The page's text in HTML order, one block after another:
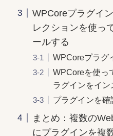
WPCoreプラグイ
レクションを使っ
ールする
WPCoreプラグ
WPCoreを使っ
ラグインをイン
プラグインを確
まとめ：複数の
にプラグインを複